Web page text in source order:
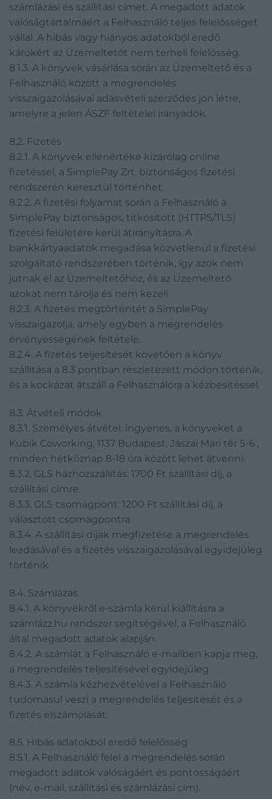
számlázási és szállítási címet. A megadott adatok
valóságtartalmáért a Felhasználó teljes felelősséget
vállal. A hibás vagy hiányos adatokból eredő
károkért az Üzemeltetőt nem terheli felelősség.
8.1.3. A könyvek vásárlása során az Üzemeltető és a
Felhasználó között a megrendelés
visszaigazolásával adásvételi szerződés jön létre,
amelyre a jelen ÁSZF feltételei irányadók.
8.2. Fizetés
8.2.1. A könyvek ellenértéke kizárólag online
fizetéssel, a SimplePay Zrt. biztonságos fizetési
rendszerén keresztül történhet.
8.2.2. A fizetési folyamat során a Felhasználó a
SimplePay biztonságos, titkosított (HTTPS/TLS)
fizetési felületére kerül átirányításra. A
bankkártyaadatok megadása közvetlenül a fizetési
szolgáltató rendszerében történik, így azok nem
jutnak el az Üzemeltetőhöz, és az Üzemeltető
azokat nem tárolja és nem kezeli.
8.2.3. A fizetés megtörténtét a SimplePay
visszaigazolja, amely egyben a megrendelés
érvényességének feltétele.
8.2.4. A fizetés teljesítését követően a könyv
szállítása a 8.3 pontban részletezett módon történik,
és a kockázat átszáll a Felhasználóra a kézbesítéssel.
8.3. Átvételi módok
8.3.1. Személyes átvétel: ingyenes, a könyveket a
Kubik Coworking, 1137 Budapest, Jászai Mari tér 5-6.,
minden hétköznap 8-18 óra között lehet átvenni.
8.3.2. GLS házhozszállítás: 1700 Ft szállítási díj, a
szállítási címre.
8.3.3. GLS csomagpont: 1200 Ft szállítási díj, a
választott csomagpontra.
8.3.4. A szállítási díjak megfizetése a megrendelés
leadásával és a fizetés visszaigazolásával egyidejűleg
történik.
8.4. Számlázás
8.4.1. A könyvekről e-számla kerül kiállításra a
számlázz.hu rendszer segítségével, a Felhasználó
által megadott adatok alapján.
8.4.2. A számlát a Felhasználó e-mailben kapja meg,
a megrendelés teljesítésével egyidejűleg.
8.4.3. A számla kézhezvételével a Felhasználó
tudomásul veszi a megrendelés teljesítését és a
fizetés elszámolását.
8.5. Hibás adatokból eredő felelősség
8.5.1. A Felhasználó felel a megrendelés során
megadott adatok valóságáért és pontosságáért
(név, e-mail, szállítási és számlázási cím).